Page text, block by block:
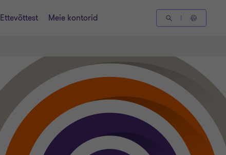
Ettevõttest Meie kontorid